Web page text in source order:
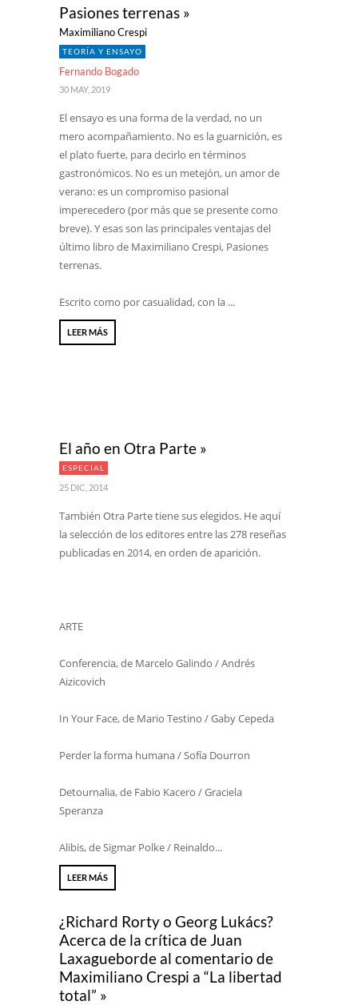
Pasiones terrenas »
Maximiliano Crespi
TEORÍA Y ENSAYO
Fernando Bogado
30 MAY, 2019
El ensayo es una forma de la verdad, no un
mero acompañamiento. No es la guarnición, es
el plato fuerte, para decirlo en términos
gastronómicos. No es un metejón, un amor de
verano: es un compromiso pasional
imperecedero (por más que se presente como
breve). Y esas son las principales ventajas del
último libro de Maximiliano Crespi, Pasiones
terrenas.
Escrito como por casualidad, con la ...
LEER MÁS
El año en Otra Parte »
ESPECIAL
25 DIC, 2014
También Otra Parte tiene sus elegidos. He aquí
la selección de los editores entre las 278 reseñas
publicadas en 2014, en orden de aparición.
ARTE
Conferencia, de Marcelo Galindo / Andrés
Aizicovich
In Your Face, de Mario Testino / Gaby Cepeda
Perder la forma humana / Sofía Dourron
Detournalia, de Fabio Kacero / Graciela
Speranza
Alibis, de Sigmar Polke / Reinaldo...
LEER MÁS
¿Richard Rorty o Georg Lukács?
Acerca de la crítica de Juan
Laxagueborde al comentario de
Maximiliano Crespi a “La libertad
total” »